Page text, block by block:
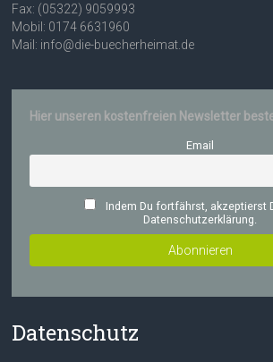
Fax: (05322) 9059993
Mobil: 0174 6631960
Mail: info@die-buecherheimat.de
Hier unseren kostenfreien Newsletter
Email
Indem Du fortfährst, akzeptierst
Datenschutzerklärung.
Datenschutz